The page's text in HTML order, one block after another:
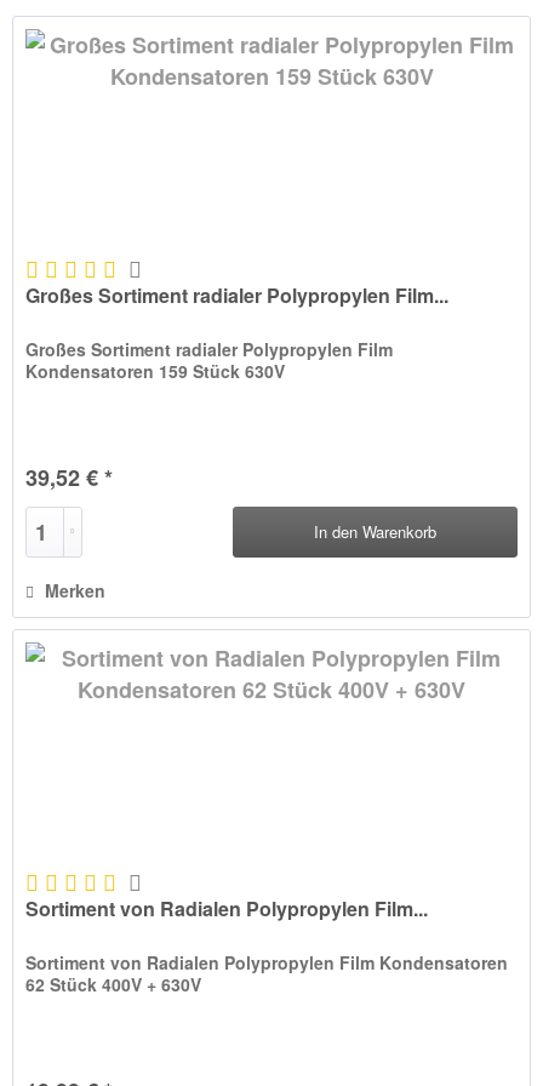
Großes Sortiment radialer Polypropylen Film...
Großes Sortiment radialer Polypropylen Film
Kondensatoren 159 Stück 630V
39,52 € *
In den Warenkorb
Merken
Sortiment von Radialen Polypropylen Film...
Sortiment von Radialen Polypropylen Film Kondensatoren
62 Stück 400V + 630V